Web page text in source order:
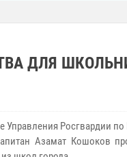
ДЛЯ
Росгвардии по
Азамат Кошоков